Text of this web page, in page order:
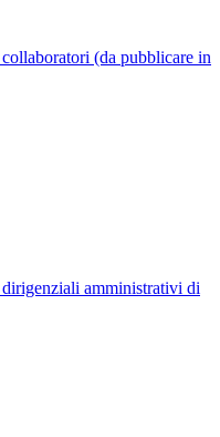
(da pubblicare in
amministrativi di